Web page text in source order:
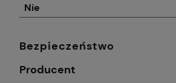
Nie
Bezpieczeństwo
Producent